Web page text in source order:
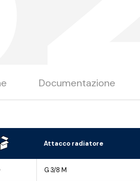
Documentazione
Attacco radiatore
G 3/8 M